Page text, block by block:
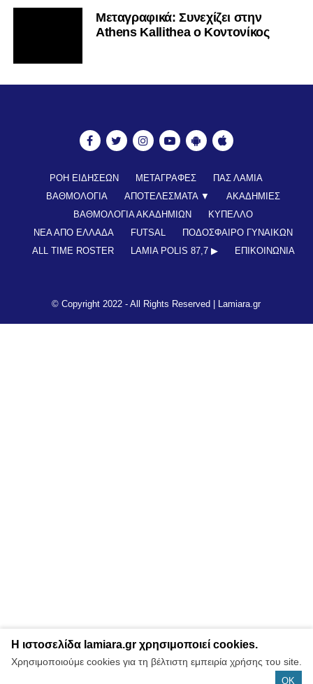
Mεταγραφικά: Συνεχίζει στην
Athens Kallithea ο Κοντονίκος
ΡΟΗ ΕΙΔΗΣΕΩΝ ΜΕΤΑΓΡΑΦΕΣ
ΠΑΣ ΛΑΜΙΑ
ΒΑΘΜΟΛΟΓΙΑ
ΑΠΟΤΕΛΕΣΜΑΤΑ ▼
ΑΚΑΔΗΜΙΕΣ
ΒΑΘΜΟΛΟΓΙΑ ΑΚΑΔΗΜΙΩΝ
ΚΥΠΕΛΛΟ
ΝΕΑ ΑΠΟ ΕΛΛΑΔΑ
FUTSAL
ΠΟΔΟΣΦΑΙΡΟ ΓΥΝΑΙΚΩΝ
ALL TIME ROSTER
LAMIA POLIS 87,7 ▶︎ ΕΠΙΚΟΙΝΩΝΊΑ
© Copyright 2022 - All Rights Reserved | Lamiara.gr
Η ιστοσελίδα lamiara.gr χρησιμοποιεί cookies.
Χρησιμοποιούμε cookies για τη βέλτιστη εμπειρία χρήσης του site.
OK